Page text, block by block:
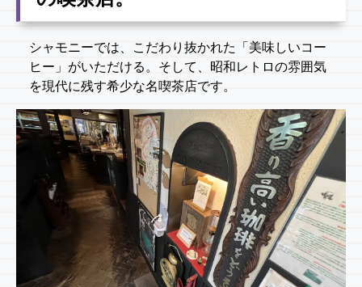
シャモニーでは、こだわり抜かれた「美味しいコー
ヒー」がいただける。そして、昭和レトロの雰囲気
を現代に残す希少な名喫茶店です。